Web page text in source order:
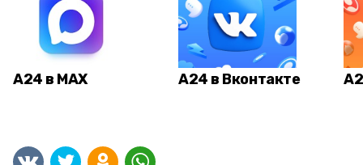
А24 в MAX А24 в Вконтакте